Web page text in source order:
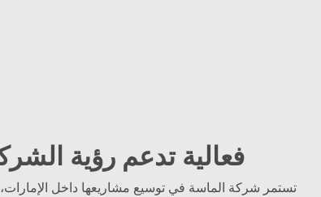
فعالية تدعم رؤية
تستمر شركة الماسة في توسيع مشاريعها داخل